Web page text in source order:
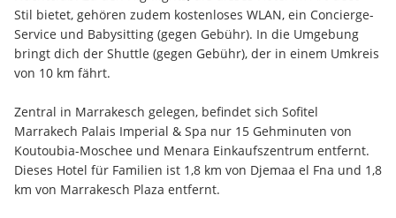
Stil bietet, gehören zudem kostenloses WLAN, ein Concierge-
Service und Babysitting (gegen Gebühr). In die Umgebung
bringt dich der Shuttle (gegen Gebühr), der in einem Umkreis
von 10 km fährt.
Zentral in Marrakesch gelegen, befindet sich Sofitel
Marrakech Palais Imperial & Spa nur 15 Gehminuten von
Koutoubia-Moschee und Menara Einkaufszentrum entfernt.
Dieses Hotel für Familien ist 1,8 km von Djemaa el Fna und 1,8
km von Marrakesch Plaza entfernt.